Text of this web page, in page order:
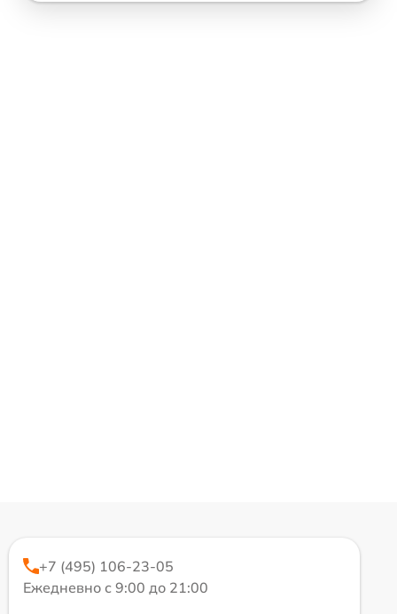
+7 (495) 106-23-05
Ежедневно с 9:00 до 21:00